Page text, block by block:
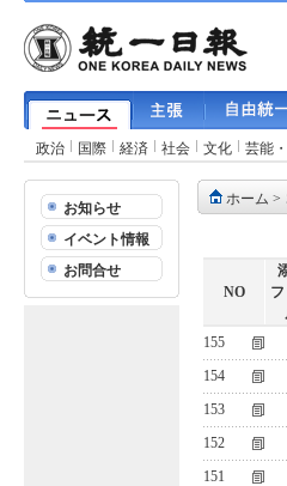
政治 国際 経済 社会 文化 芸能
お知らせ
イベント情報
お問合せ
ホーム >
NO
155
154
153
152
151